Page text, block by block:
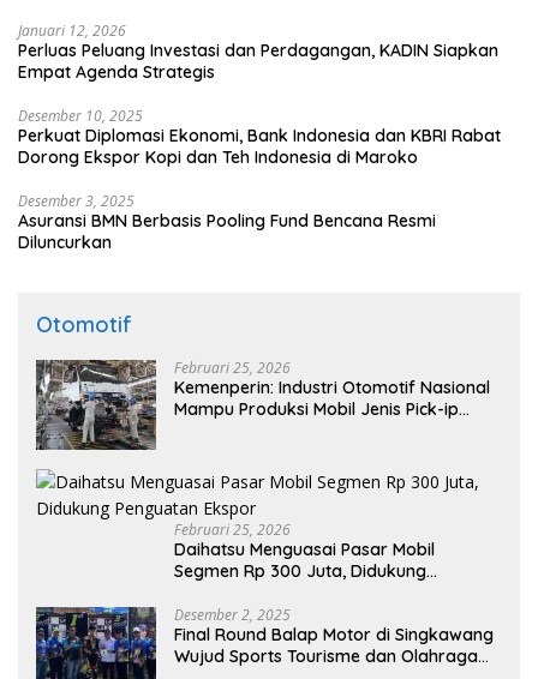
Januari 12, 2026
Perluas Peluang Investasi dan Perdagangan, KADIN Siapkan
Empat Agenda Strategis
Desember 10, 2025
Perkuat Diplomasi Ekonomi, Bank Indonesia dan KBRI Rabat
Dorong Ekspor Kopi dan Teh Indonesia di Maroko
Desember 3, 2025
Asuransi BMN Berbasis Pooling Fund Bencana Resmi
Diluncurkan
Otomotif
Februari 25, 2026
Kemenperin: Industri Otomotif Nasional
Mampu Produksi Mobil Jenis Pick-ip
Februari 25, 2026
Daihatsu Menguasai Pasar Mobil
Segmen Rp 300 Juta, Didukung
Desember 2, 2025
Final Round Balap Motor di Singkawang
Wujud Sports Tourisme dan Olahraga